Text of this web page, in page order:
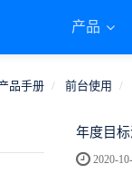
产品
品手册 前台使用
年度目
2020-